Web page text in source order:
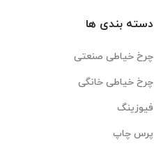
دسته بندی ها
چرخ خیاطی صنعتی
چرخ خیاطی خانگی
فیوزینگ
پرس چاپ